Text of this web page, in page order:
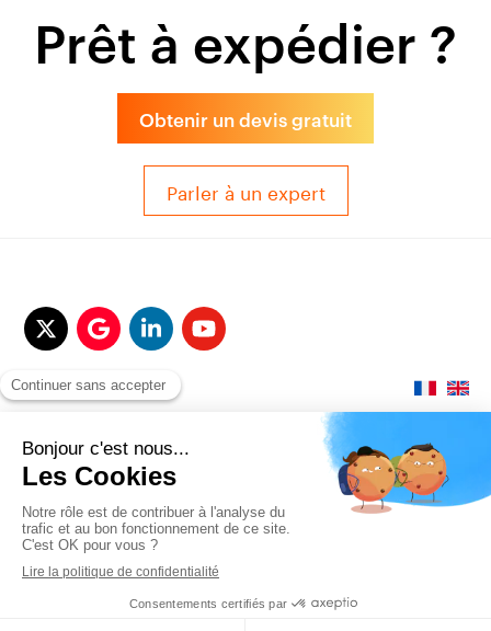
Prêt à expédier ?
Obtenir un devis gratuit
Parler à un expert
© 2017-2025 QUALITAIR&SEA Dimotrans Group. Tout droits réservés.